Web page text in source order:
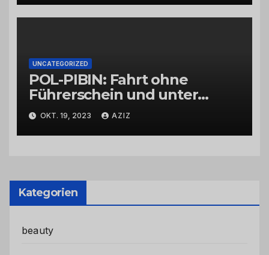
UNCATEGORIZED
POL-PIBIN: Fahrt ohne
Führerschein und unter
Einfluss von Drogen
OKT. 19, 2023 AZIZ
Kategorien
beauty